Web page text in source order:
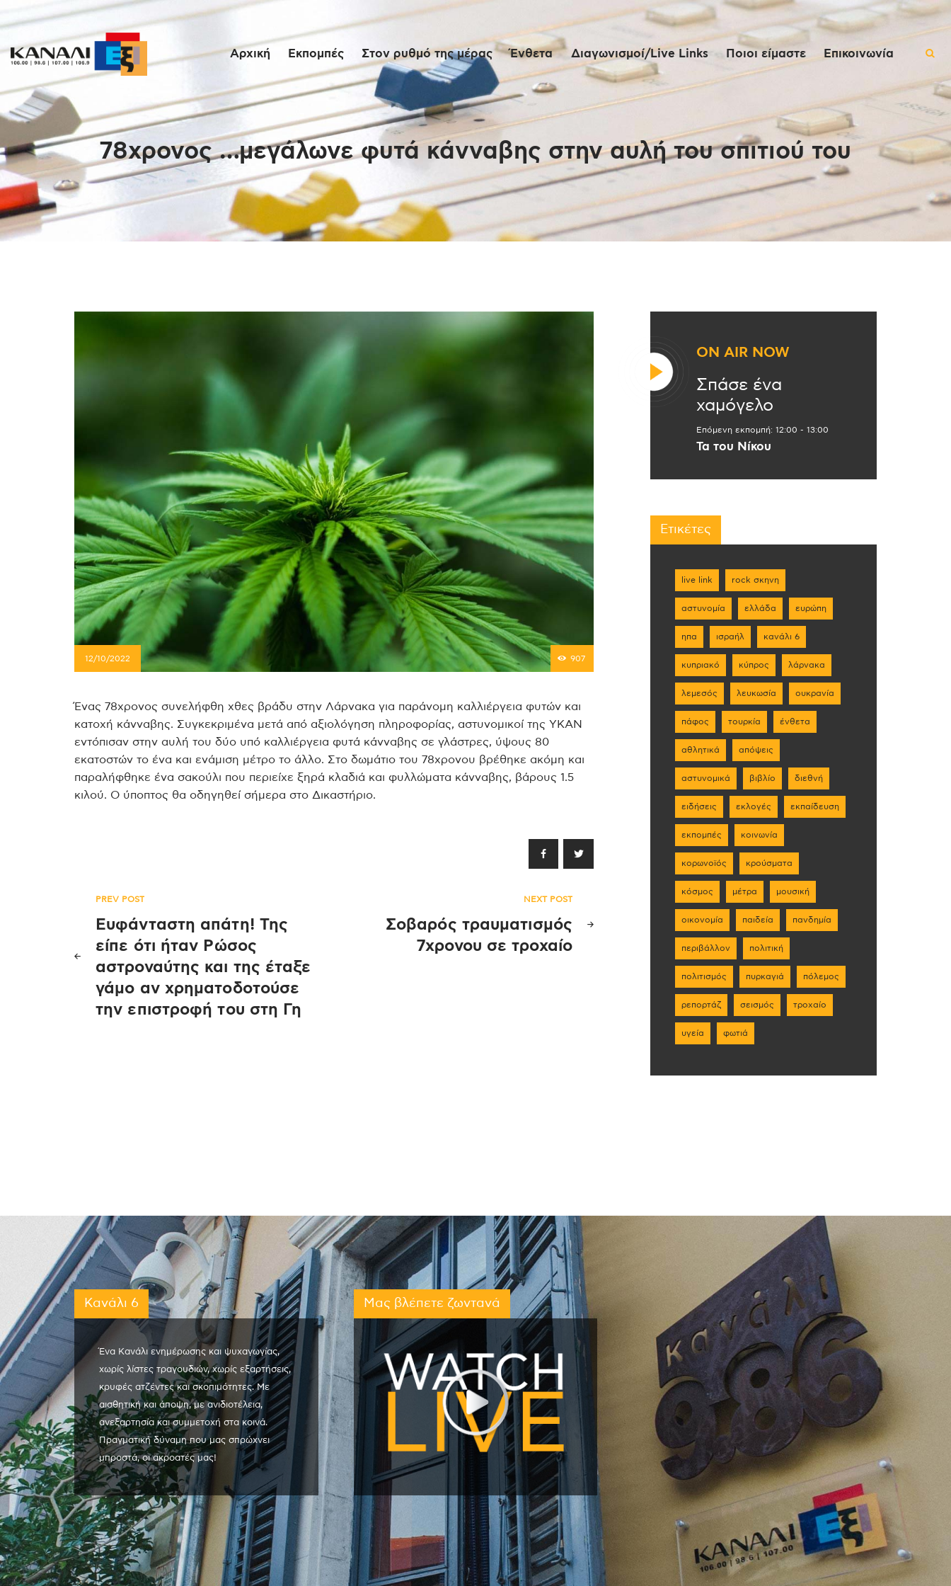
Αρχική Εκπομπές Στον ρυθμό της μέρας Ένθετα Διαγωνισμοί/Live Links Ποιοι είμαστε Επικοινωνία
78χρονος …μεγάλωνε φυτά κάνναβης στην αυλή του σπιτιού του
Αρχική
Εκπομπές
Στον ρυθμό της
μέρας
Ένθετα
Διαγωνισμοί/Live
Επικοινωνία
12/10/2022 907
Ένας 78χρονος συνελήφθη χθες βράδυ στην Λάρνακα για παράνομη καλλιέργεια φυτών και
κατοχή κάνναβης. Συγκεκριμένα μετά από αξιολόγηση πληροφορίας, αστυνομικοί της ΥΚΑΝ
εντόπισαν στην αυλή του δύο υπό καλλιέργεια φυτά κάνναβης σε γλάστρες, ύψους 80
εκατοστών το ένα και ενάμιση μέτρο το άλλο. Στο δωμάτιο του 78χρονου βρέθηκε ακόμη και
παραλήφθηκε ένα σακούλι που περιείχε ξηρά κλαδιά και φυλλώματα κάνναβης, βάρους 1.5
κιλού. Ο ύποπτος θα οδηγηθεί σήμερα στο Δικαστήριο.
Πλοήγηση
άρθρων
PREV POST
Ευφάνταστη απάτη! Της
είπε ότι ήταν Ρώσος
αστροναύτης και της έταξε
γάμο αν χρηματοδοτούσε
την επιστροφή του στη Γη
NEXT POST
Σοβαρός τραυματισμός
7χρονου σε τροχαίο
ON AIR NOW
Σπάσε ένα
χαμόγελο
Επόμενη εκπομπή: 12:00 - 13:00
Τα του Νίκου
Ετικέτες
live link rock σκηνη
αστυνομία ελλάδα ευρώπη
ηπα ισραήλ κανάλι 6
κυπριακό κύπρος λάρνακα
λεμεσός λευκωσία ουκρανία
πάφος τουρκία ένθετα
αθλητικά απόψεις
αστυνομικά βιβλίο διεθνή
ειδήσεις εκλογές εκπαίδευση
εκπομπές κοινωνία
κορωνοϊός κρούσματα
κόσμος μέτρα μουσική
οικονομία παιδεία πανδημία
περιβάλλον πολιτική
πολιτισμός πυρκαγιά πόλεμος
ρεπορτάζ σεισμός τροχαίο
υγεία φωτιά
Κανάλι 6
Ένα Κανάλι ενημέρωσης και ψυχαγωγίας,
χωρίς λίστες τραγουδιών, χωρίς εξαρτήσεις,
κρυφές ατζέντες και σκοπιμότητες. Με
αισθητική και άποψη, με ανιδιοτέλεια,
ανεξαρτησία και συμμετοχή στα κοινά.
Πραγματική δύναμη που μας σπρώχνει
μπροστά, οι ακροατές μας!
Μας βλέπετε ζωντανά